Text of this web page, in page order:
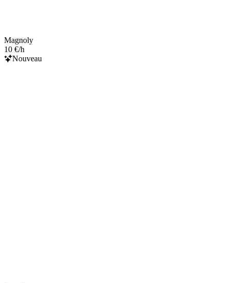
Magnoly
10 €/h
Nouveau